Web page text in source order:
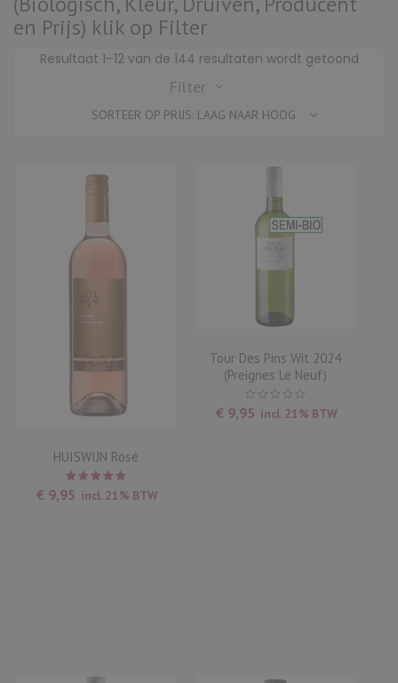
en Prijs) klik op Filter
Resultaat 1–12 van de 144 resultaten wordt getoond
Filter
SORTEER OP PRIJS: LAAG NAAR HOOG
HUISWIJN Rosé
Waardering
5.00uit
€9,95 incl. 21% BTW
Tour Des Pins Wit 2024
(Preignes Le Neuf)
€9,95 incl. 21% BTW